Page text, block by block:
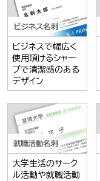
ビジネスで幅広く
使用頂けるシャー
プで清潔感のある
デザイン
大学生活のサーク
ル活動や就職活動